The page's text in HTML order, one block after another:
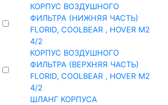
КОРПУС ВОЗДУШНОГО
ФИЛЬТРА (НИЖНЯЯ ЧАСТЬ)
FLORID, COOLBEAR , HOVER M2
4/2
КОРПУС ВОЗДУШНОГО
ФИЛЬТРА (ВЕРХНЯЯ ЧАСТЬ)
FLORID, COOLBEAR , HOVER M2
4/2
ШЛАНГ КОРПУСА